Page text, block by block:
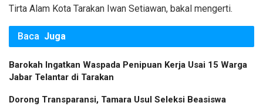
Tirta Alam Kota Tarakan Iwan Setiawan, bakal mengerti.
Baca Juga
Barokah Ingatkan Waspada Penipuan Kerja Usai 15 Warga
Jabar Telantar di Tarakan
Dorong Transparansi, Tamara Usul Seleksi Beasiswa